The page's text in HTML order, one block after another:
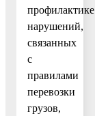
профилактике
нарушений,
связанных
с
правилами
перевозки
грузов,